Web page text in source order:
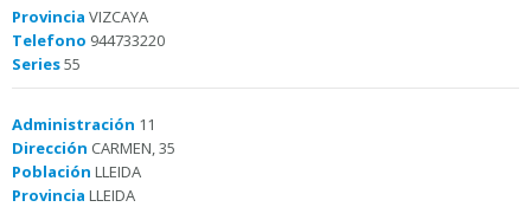
Provincia VIZCAYA
Telefono 944733220
Series55
Administración 11
Dirección CARMEN, 35
Población LLEIDA
Provincia LLEIDA